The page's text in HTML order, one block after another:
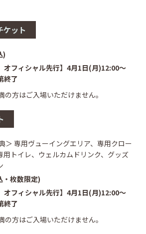
ケット
)
オフィシャル先行】4月1日(月)12:00～
終了
⽅はご⼊場いただけません。
＞ 専用ヴューイングエリア、専用クロー
用トイレ、ウェルカムドリンク、グッズ
・枚数限定)
オフィシャル先行】4月1日(月)12:00～
終了
⽅はご⼊場いただけません。